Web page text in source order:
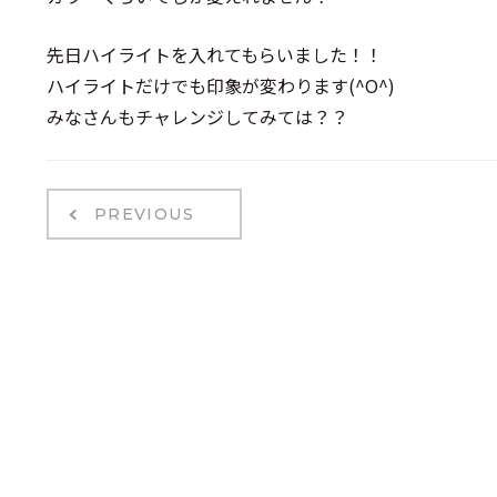
先日ハイライトを入れてもらいました！！
ハイライトだけでも印象が変わります(^O^)
みなさんもチャレンジしてみては？？
PREVIOUS